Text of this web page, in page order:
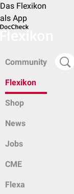
Das Flexikon
als App
Community
Flexikon
Shop
News
Jobs
CME
Flexa